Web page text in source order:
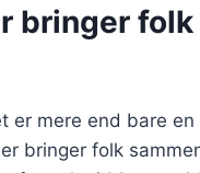
bringer folk
er mere end bare
bringer folk